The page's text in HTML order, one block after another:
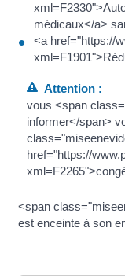
médicaux</a>
<a href="https://
Attention :
vous <span
informer</span>
href="https://
<span
est enceinte à son